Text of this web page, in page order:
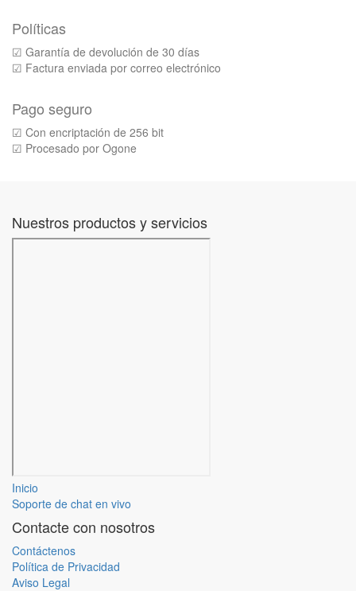
Políticas
☑ Garantía de devolución de 30 días
☑ Factura enviada por correo electrónico
Pago seguro
☑ Con encriptación de 256 bit
☑ Procesado por Ogone
Nuestros productos y servicios
Inicio
Soporte de chat en vivo
Contacte con nosotros
Contáctenos
Política de Privacidad
Aviso Legal